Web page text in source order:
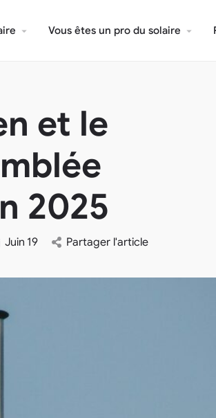
Vous êtes un pro du solaire
et le
2025
Juin 19 Partager l'article